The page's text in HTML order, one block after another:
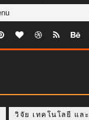
วิจัย เทคโนโลยี แล